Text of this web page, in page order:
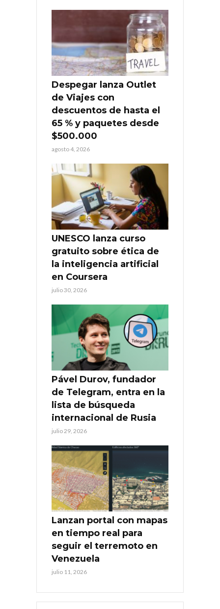
Despegar lanza Outlet
de Viajes con
descuentos de hasta el
65 % y paquetes desde
$500.000
agosto 4, 2026
UNESCO lanza curso
gratuito sobre ética de
la inteligencia artificial
en Coursera
julio 30, 2026
Pável Durov, fundador
de Telegram, entra en la
lista de búsqueda
internacional de Rusia
julio 29, 2026
Lanzan portal con mapas
en tiempo real para
seguir el terremoto en
Venezuela
julio 11, 2026